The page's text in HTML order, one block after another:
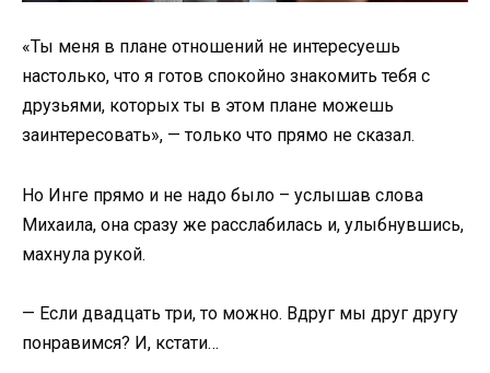
«Ты меня в плане отношений не интересуешь
настолько, что я готов спокойно знакомить тебя с
друзьями, которых ты в этом плане можешь
заинтересовать», — только что прямо не сказал.
Но Инге прямо и не надо было – услышав слова
Михаила, она сразу же расслабилась и, улыбнувшись,
махнула рукой.
— Если двадцать три, то можно. Вдруг мы друг другу
понравимся? И, кстати…